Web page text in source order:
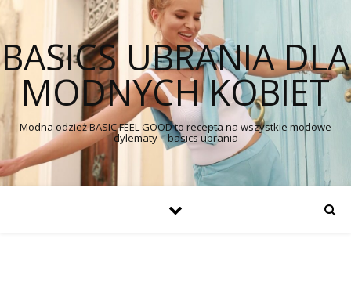
BASICS UBRANIA DLA
MODNYCH KOBIET
Modna odzież BASIC FEEL GOOD to recepta na wszystkie modowe
dylematy – basics ubrania